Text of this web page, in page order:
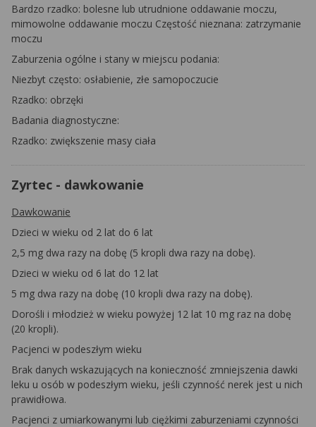
Bardzo rzadko: bolesne lub utrudnione oddawanie moczu,
mimowolne oddawanie moczu Częstość nieznana: zatrzymanie
moczu
Zaburzenia ogólne i stany w miejscu podania:
Niezbyt często: osłabienie, złe samopoczucie
Rzadko: obrzęki
Badania diagnostyczne:
Rzadko: zwiększenie masy ciała
Zyrtec - dawkowanie
Dawkowanie
Dzieci w wieku od 2 lat do 6 lat
2,5 mg dwa razy na dobę (5 kropli dwa razy na dobę).
Dzieci w wieku od 6 lat do 12 lat
5 mg dwa razy na dobę (10 kropli dwa razy na dobę).
Dorośli i młodzież w wieku powyżej 12 lat 10 mg raz na dobę
(20 kropli).
Pacjenci w podeszłym wieku
Brak danych wskazujących na konieczność zmniejszenia dawki
leku u osób w podeszłym wieku, jeśli czynność nerek jest u nich
prawidłowa.
Pacjenci z umiarkowanymi lub ciężkimi zaburzeniami czynności